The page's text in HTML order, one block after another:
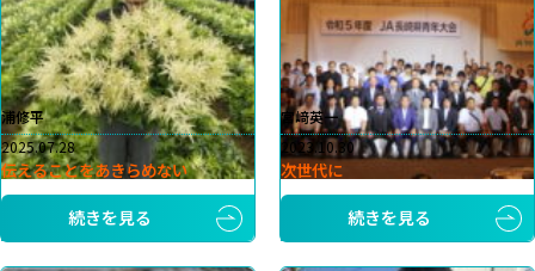
浦修平
2025.07.28
伝えることをあきらめない
続きを見る
宮﨑英一
2023.10.30
次世代に
続きを見る